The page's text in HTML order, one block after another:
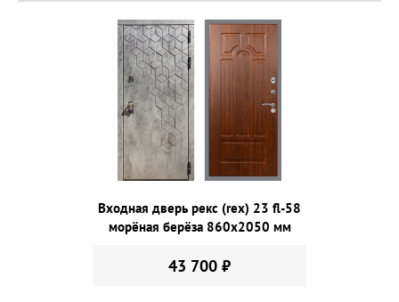
Входная дверь рекс (rex) 23 fl-58
морёная берёза 860х2050 мм
43 700 ₽